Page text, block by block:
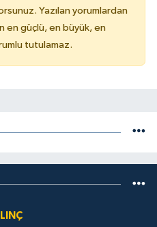
Yazılan yorumlardan
en güçlü, en büyük, en
tutulamaz.